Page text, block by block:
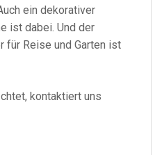
ein dekorativer
ist dabei. Und der
für Reise und Garten ist
kontaktiert uns